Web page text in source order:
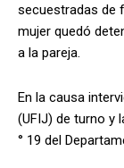
secuestradas de
mujer quedó
a la pareja.
En la causa
(UFIJ) de turno y
° 19 del